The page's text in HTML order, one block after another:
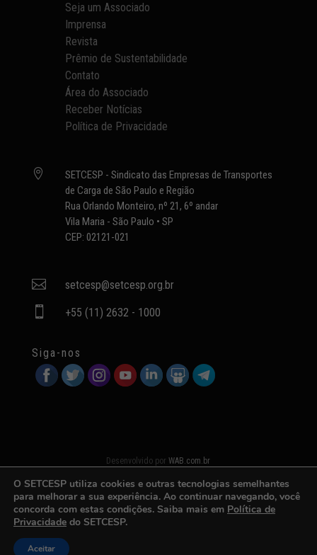
Seja um Associado
Imprensa
Revista
Prêmio de Sustentabilidade
Contato
Área do Associado
Receber Notícias
Política de Privacidade

SETCESP - Sindicato das Empresas de Transportes
de Carga de São Paulo e Região
Rua Orlando Monteiro, nº 21, 6º andar
Vila Maria - São Paulo • SP
CEP: 02121-021
 setcesp@setcesp.org.br
 +55 (11) 2632 - 1000
Siga-nos
Desenvolvido porWAB.com.br
O SETCESP utiliza cookies e outras tecnologias semelhantes
para melhorar a sua experiência. Ao continuar navegando, você
concorda com estas condições. Saiba mais em Política de
Privacidade do SETCESP.
Aceitar